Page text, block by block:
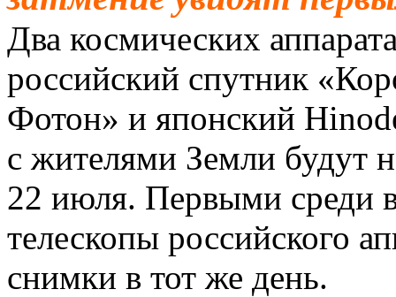
Два космических
российский спутник
Фотон» и японский
с жителями Земли будут
22 июля. Первыми среди
телескопы российского
снимки в тот же день.